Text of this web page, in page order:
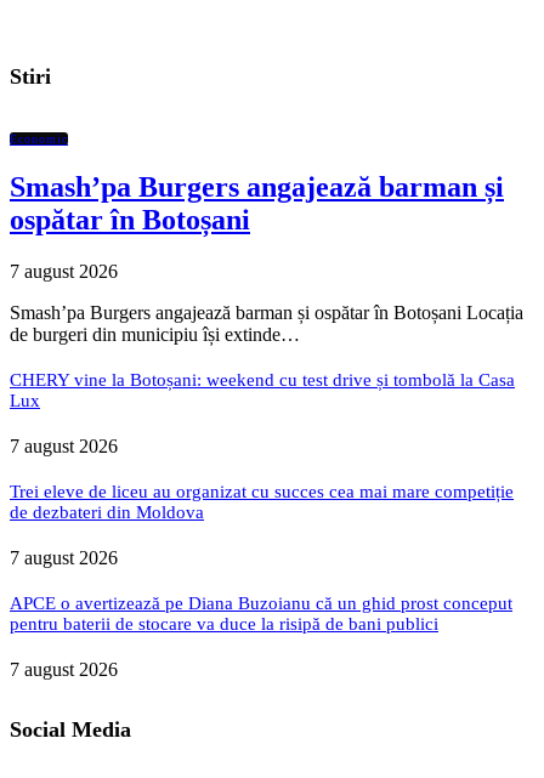
Stiri
Economic
Smash’pa Burgers angajează barman și
ospătar în Botoșani
7 august 2026
Smash’pa Burgers angajează barman și ospătar în Botoșani Locația
de burgeri din municipiu își extinde…
CHERY vine la Botoșani: weekend cu test drive și tombolă la Casa
Lux
7 august 2026
Trei eleve de liceu au organizat cu succes cea mai mare competiție
de dezbateri din Moldova
7 august 2026
APCE o avertizează pe Diana Buzoianu că un ghid prost conceput
pentru baterii de stocare va duce la risipă de bani publici
7 august 2026
Social Media